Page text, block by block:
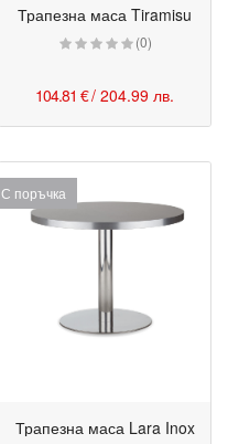
Трапезна маса Tiramisu
(0)
104.81 €/ 204.99 лв.
С поръчка
Трапезна маса Lara Inox